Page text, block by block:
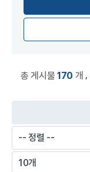
총 게시물170 개